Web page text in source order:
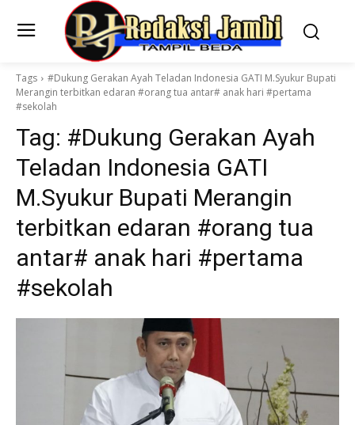
Tags
#Dukung Gerakan Ayah Teladan Indonesia GATI M.Syukur Bupati
Merangin terbitkan edaran #orang tua antar# anak hari #pertama
#sekolah
Tag: #Dukung Gerakan Ayah
Teladan Indonesia GATI
M.Syukur Bupati Merangin
terbitkan edaran #orang tua
antar# anak hari #pertama
#sekolah